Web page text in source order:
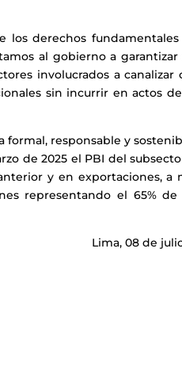
los derechos
al gobierno a
involucrados a canalizar
sin incurrir en actos
responsable y
de 2025 el PBI del
y en exportaciones, a
representando el 65% de
Lima, 08 de